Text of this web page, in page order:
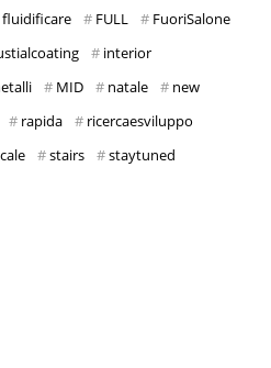
fluidificare FULL
FuoriSalone
interior
MID natale
new
rapida
ricercaesviluppo
stairs
staytuned